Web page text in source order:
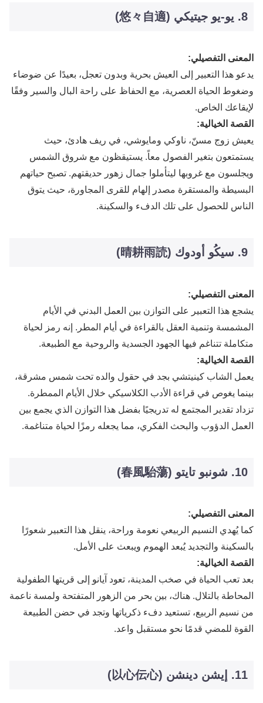
8. يو-يو جيتيكي (悠々自適)
المعنى التفصيلي:
يدعو هذا التعبير إلى العيش بحرية وبدون تعجل، بعيدًا عن ضوضاء
وضغوط الحياة العصرية، مع الحفاظ على راحة البال والسير وفقًا
لإيقاعك الخاص.
القصة الخيالية:
يعيش زوج مسنّ، ناوكي ومايوشي، في ريف هادئ، حيث
يستمتعون بتغير الفصول معاً. يستيقظون مع شروق الشمس
ويجلسون مع غروبها ليتأملوا جمال زهور حديقتهم. تصبح حياتهم
البسيطة والمستقرة مصدر إلهام للقرى المجاورة، حيث يتوق
الناس للحصول على تلك الدفء والسكينة.
9. سيكُو أودوك (晴耕雨読)
المعنى التفصيلي:
يشجع هذا التعبير على التوازن بين العمل البدني في الأيام
المشمسة وتنمية العقل بالقراءة في أيام المطر. إنه رمز لحياة
متكاملة تتناغم فيها الجهود الجسدية والروحية مع الطبيعة.
القصة الخيالية:
يعمل الشاب كينيتشي بجد في حقول والده تحت شمس مشرقة،
بينما يغوص في قراءة الأدب الكلاسيكي خلال الأيام الممطرة.
تزداد تقدير المجتمع له تدريجيًا بفضل هذا التوازن الذي يجمع بين
العمل الدؤوب والبحث الفكري، مما يجعله رمزًا لحياة متناغمة.
10. شونبو تايتو (春風駘蕩)
المعنى التفصيلي:
كما يُهدي النسيم الربيعي نعومة وراحة، ينقل هذا التعبير شعورًا
بالسكينة والتجديد يُبعد الهموم ويبعث على الأمل.
القصة الخيالية:
بعد تعب الحياة في صخب المدينة، تعود آيانو إلى قريتها الطفولية
المحاطة بالتلال. هناك، بين بحر من الزهور المتفتحة ولمسة ناعمة
من نسيم الربيع، تستعيد دفء ذكرياتها وتجد في حضن الطبيعة
القوة للمضي قدمًا نحو مستقبل واعد.
11. إيشن دينشن (以心伝心)